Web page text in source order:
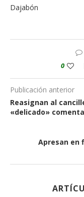
Dajabón
0
Publicación anterior
Reasignan al
«delicado»
Apresan